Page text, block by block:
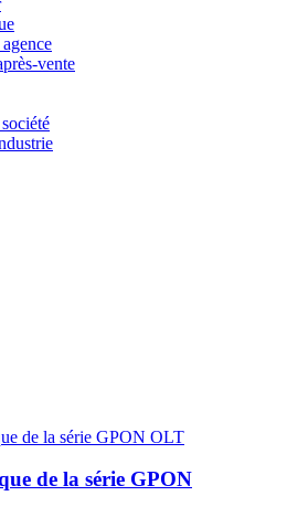
vente
de la série GPON